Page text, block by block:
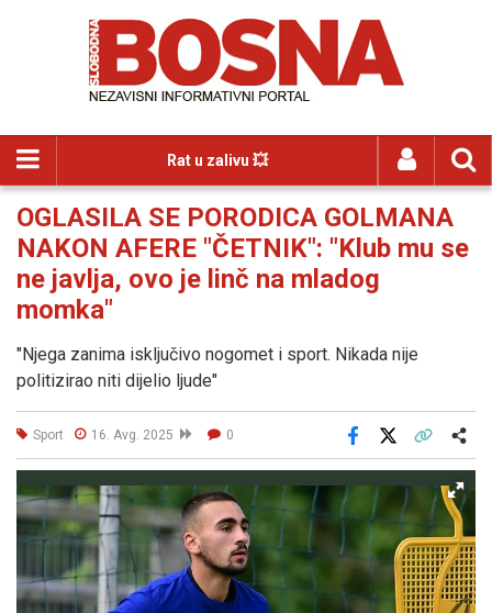
Rat u zalivu 💥
OGLASILA SE PORODICA GOLMANA
NAKON AFERE "ČETNIK": "Klub mu se
ne javlja, ovo je linč na mladog
momka"
"Njega zanima isključivo nogomet i sport. Nikada nije
politizirao niti dijelio ljude"
Sport 16. Avg. 2025 0
Facebook